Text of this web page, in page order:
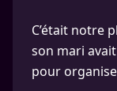
C’était notre
son mari
pour